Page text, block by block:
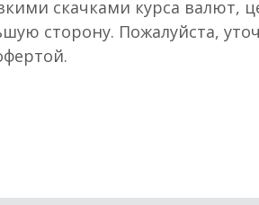
скачками курса
сторону. Пожалуйста,